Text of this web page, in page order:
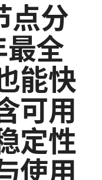
点分
全
能快
可用
定性
使用